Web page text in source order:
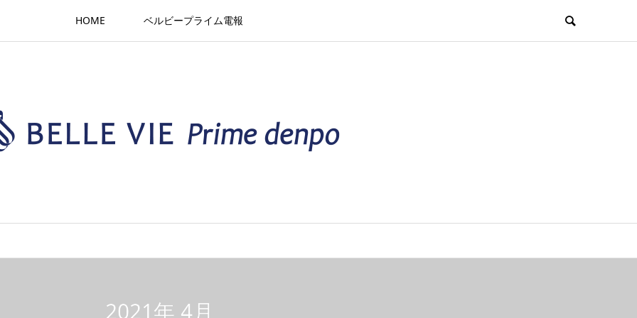
HOME ベルビープライム電報
2021年 4月